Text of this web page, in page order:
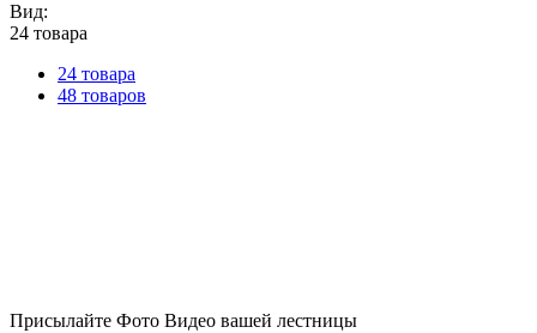
Вид:
24 товара
24 товара
48 товаров
Присылайте Фото Видео вашей лестницы